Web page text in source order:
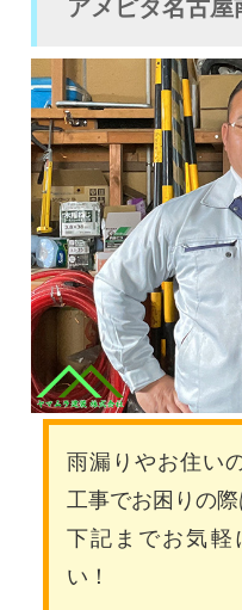
アメピタ名古屋
雨漏りやお住い
工事でお困りの際
下記までお気軽
い！